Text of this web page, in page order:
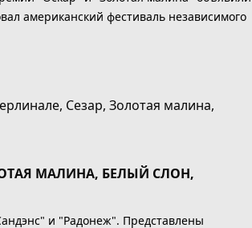
американский фестиваль независимого
МАЛИНА, БЕЛЫЙ СЛОН,
и "Радонеж". Представлены